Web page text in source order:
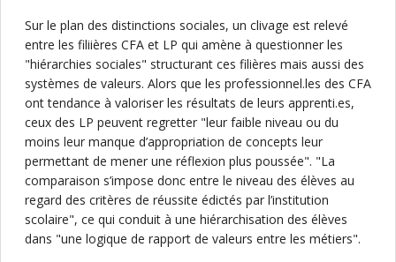
Sur le plan des distinctions sociales, un clivage est relevé
entre les filiières CFA et LP qui amène à questionner les
"hiérarchies sociales" structurant ces filières mais aussi des
systèmes de valeurs. Alors que les professionnel.les des CFA
ont tendance à valoriser les résultats de leurs apprenti.es,
ceux des LP peuvent regretter "leur faible niveau ou du
moins leur manque d’appropriation de concepts leur
permettant de mener une réflexion plus poussée". "La
comparaison s’impose donc entre le niveau des élèves au
regard des critères de réussite édictés par l’institution
scolaire", ce qui conduit à une hiérarchisation des élèves
dans "une logique de rapport de valeurs entre les métiers".